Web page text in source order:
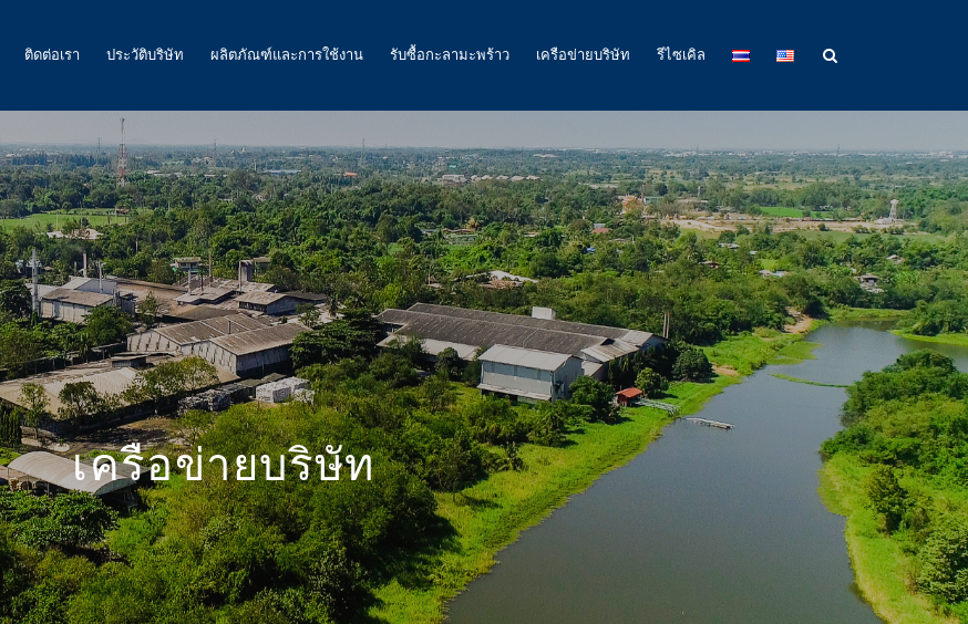
ติดต่อเรา ประวัติบริษัท ผลิตภัณฑ์และการใช้งาน
ถ่านกัมมันต์
น้ำ
อากาศ และ ก๊าซ
อาหาร
พลังงาน
ถ่านกัมมันต์สำหรับเหมืองทองคำ
ถ่านกัมมันต์ สำหรับงานอื่นๆ
รับซื้อกะลามะพร้าว เครือข่ายบริษัท รีไซเคิล
เครือข่ายบริษัท